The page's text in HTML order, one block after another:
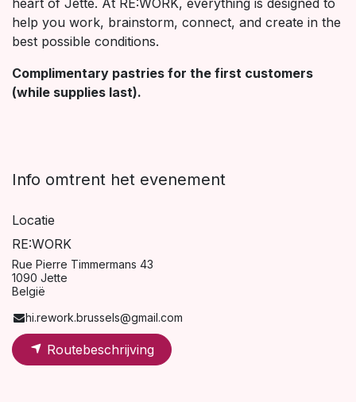
help you work, brainstorm, connect, and create in the
best possible conditions.
Complimentary pastries for the first customers
(while supplies last).
Info omtrent het evenement
Locatie
RE:WORK
Rue Pierre Timmermans 43
1090 Jette
België
hi.rework.brussels@gmail.com
Routebeschrijving